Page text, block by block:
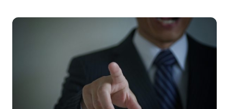
企業・業界研究はインタツアー